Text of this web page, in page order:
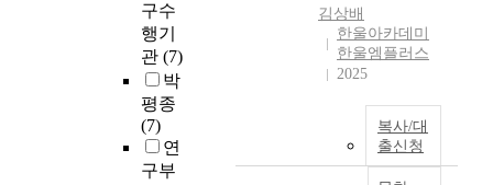
구수
행기
관 (7)
박
평종
(7)
연
구부
김상배
한울아카데미
한울엠플러스
2025
복사/대
출신청